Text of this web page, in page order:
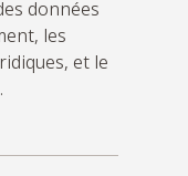
données
les
et le